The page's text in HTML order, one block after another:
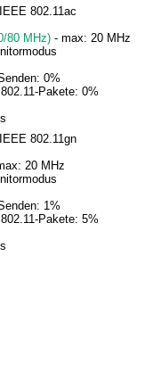
802.11ac
80 MHz) - max: 20 MHz
0%
Pakete: 0%
802.11gn
20 MHz
1%
Pakete: 5%